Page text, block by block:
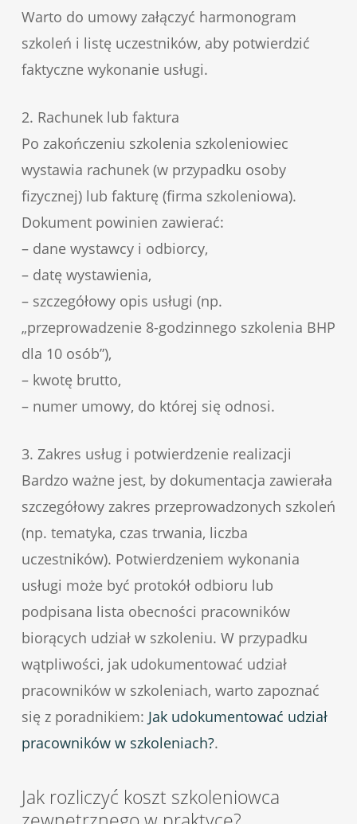
Warto do umowy załączyć harmonogram
szkoleń i listę uczestników, aby potwierdzić
faktyczne wykonanie usługi.
2. Rachunek lub faktura
Po zakończeniu szkolenia szkoleniowiec
wystawia rachunek (w przypadku osoby
fizycznej) lub fakturę (firma szkoleniowa).
Dokument powinien zawierać:
– dane wystawcy i odbiorcy,
– datę wystawienia,
– szczegółowy opis usługi (np.
„przeprowadzenie 8-godzinnego szkolenia BHP
dla 10 osób”),
– kwotę brutto,
– numer umowy, do której się odnosi.
3. Zakres usług i potwierdzenie realizacji
Bardzo ważne jest, by dokumentacja zawierała
szczegółowy zakres przeprowadzonych szkoleń
(np. tematyka, czas trwania, liczba
uczestników). Potwierdzeniem wykonania
usługi może być protokół odbioru lub
podpisana lista obecności pracowników
biorących udział w szkoleniu. W przypadku
wątpliwości, jak udokumentować udział
pracowników w szkoleniach, warto zapoznać
się z poradnikiem: Jak udokumentować udział
pracowników w szkoleniach?.
Jak rozliczyć koszt szkoleniowca